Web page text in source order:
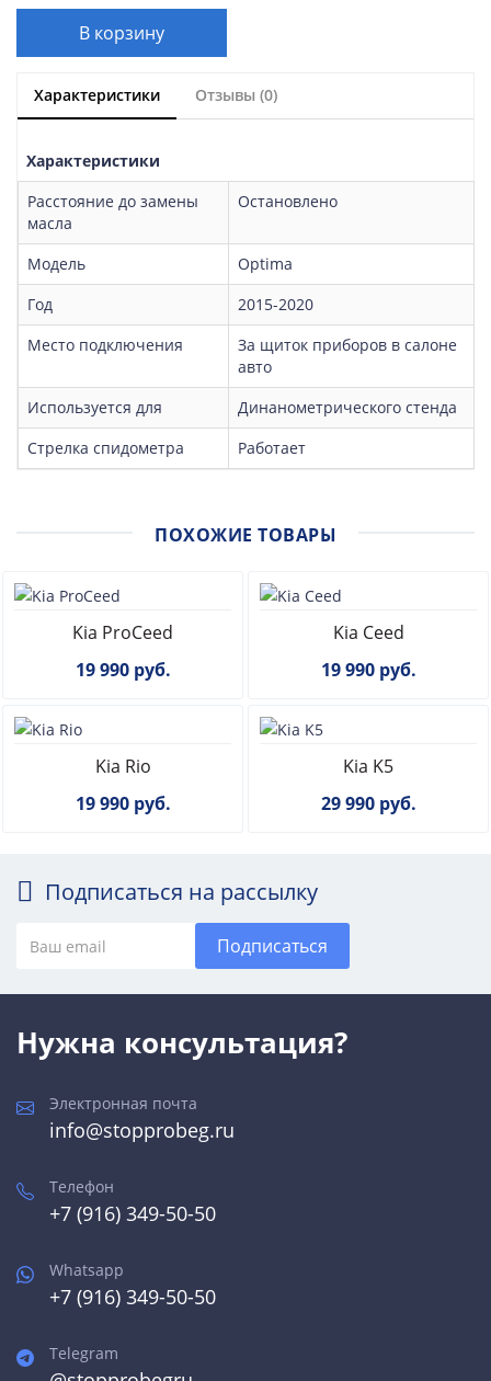
В корзину
Характеристики Отзывы (0)
Характеристики
Расстояние до замены
масла
Остановлено
Модель
Optima
Год
2015-2020
Место подключения
За щиток приборов в салоне
авто
Используется для
Динанометрического стенда
Стрелка спидометра
Работает
ПОХОЖИЕ ТОВАРЫ
Kia ProCeed
19 990 руб.
Kia Ceed
19 990 руб.
Kia Rio
19 990 руб.
Kia K5
29 990 руб.
Подписаться на рассылку
Подписаться
Нужна консультация?
Электронная почта
info@stopprobeg.ru
Телефон
+7 (916) 349-50-50
Whatsapp
+7 (916) 349-50-50
Telegram